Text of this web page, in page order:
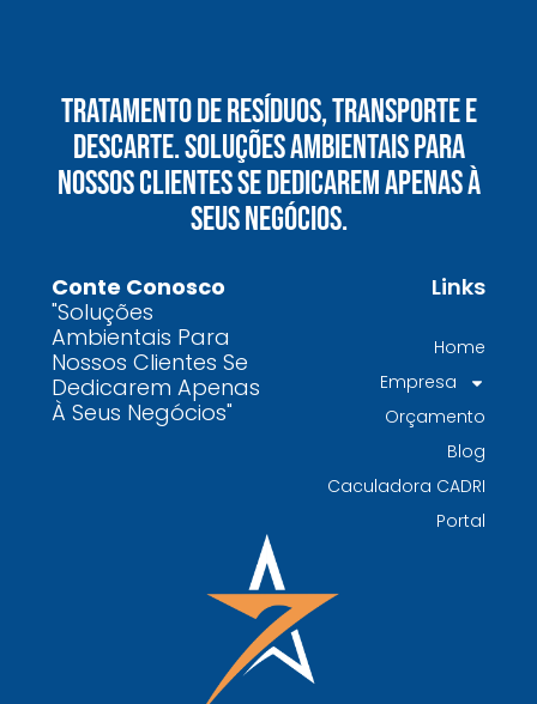
vê oportunidades bilionárias esperando para
serem exploradas.
O que uma empresa de gestão de resíduos
químicos precisa fazer para garantir segurança
e conformidade legal no Brasil
contaminados protege o meio ambiente e
garante conformidade legal no Brasil
Por que contratar uma empresa de gestão de
resíduos classe I é fundamental para sua
indústria
gerenciamento de resíduos especializada é
TODAS AS
POSTAGENS
Tratamento De Resíduos, Transporte E
Descarte. Soluções Ambientais Para
Nossos Clientes Se Dedicarem Apenas À
Seus Negócios.
Conte Conosco
"Soluções
Ambientais Para
Nossos Clientes Se
Dedicarem Apenas
À Seus Negócios"
Links
Home
Empresa
Orçamento
Blog
Caculadora CADRI
Portal